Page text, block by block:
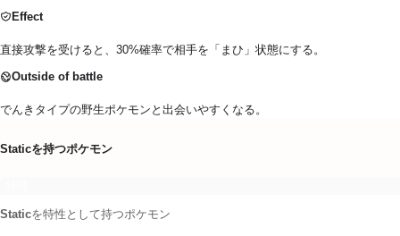
ABILITY
ITEM
Effect
直接攻撃を受けると、30%確率で相手を「まひ」状態にする。
Outside of battle
でんきタイプの野生ポケモンと出会いやすくなる。
Staticを持つポケモン
Staticを特性として持つポケモン